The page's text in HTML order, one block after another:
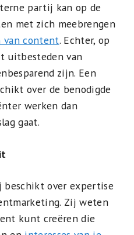
partij kan op de
met zich meebrengen
van content. Echter, op
uitbesteden van
zijn. Een
over de benodigde
werken dan
gaat.
over expertise
Zij weten
kunt creëren die